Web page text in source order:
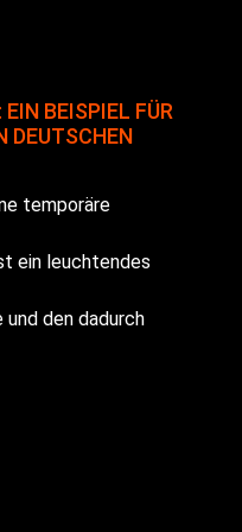
BEISPIEL FÜR
DEUTSCHEN
temporäre
ein leuchtendes
den dadurch